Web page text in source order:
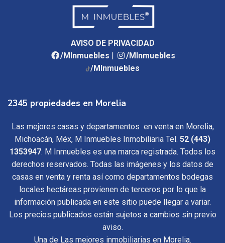
AVISO DE PRIVACIDAD
/MInmuebles |
/MInmuebles
/MInmuebles
2345 propiedades en Morelia
Las mejores casas y departamentos en venta en Morelia,
Michoacán, Méx, M Inmuebles Inmobiliaria Tel. 52 (443)
1353947. M Inmuebles es una marca registrada. Todos los
derechos reservados. Todas las imágenes y los datos de
casas en venta y renta así como departamentos bodegas
locales hectáreas provienen de terceros por lo que la
información publicada en este sitio puede llegar a variar.
Los precios publicados están sujetos a cambios sin previo
aviso.
Una de Las mejores inmobiliarias en Morelia.